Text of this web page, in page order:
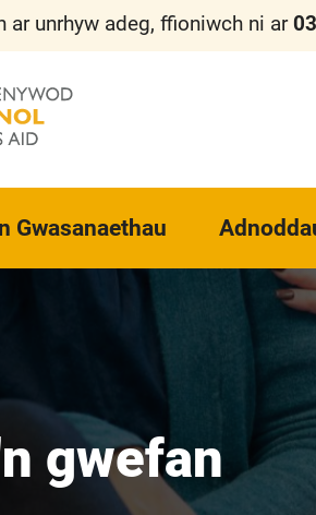
ar unrhyw adeg, ffioniwch ni ar
Gwasanaethau
gwefan